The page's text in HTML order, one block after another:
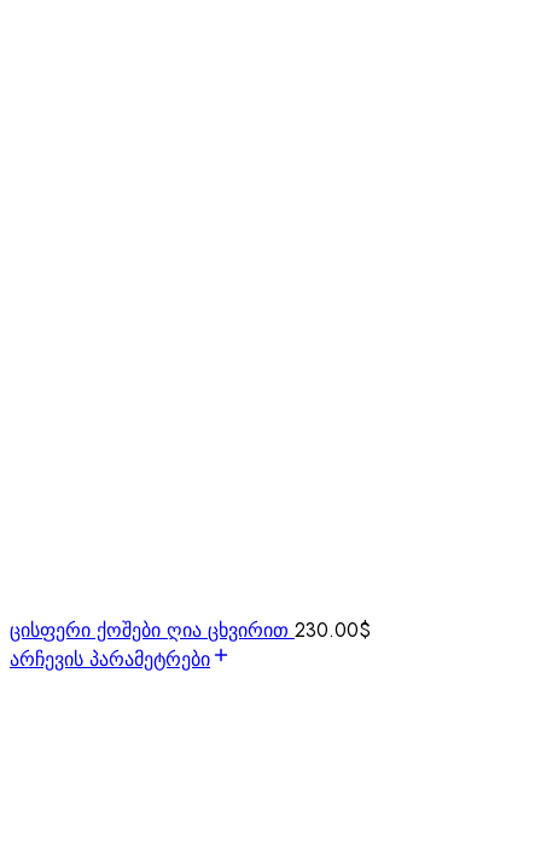
ცისფერი ქოშები ღია ცხვირით 230.00$
არჩევის პარამეტრები